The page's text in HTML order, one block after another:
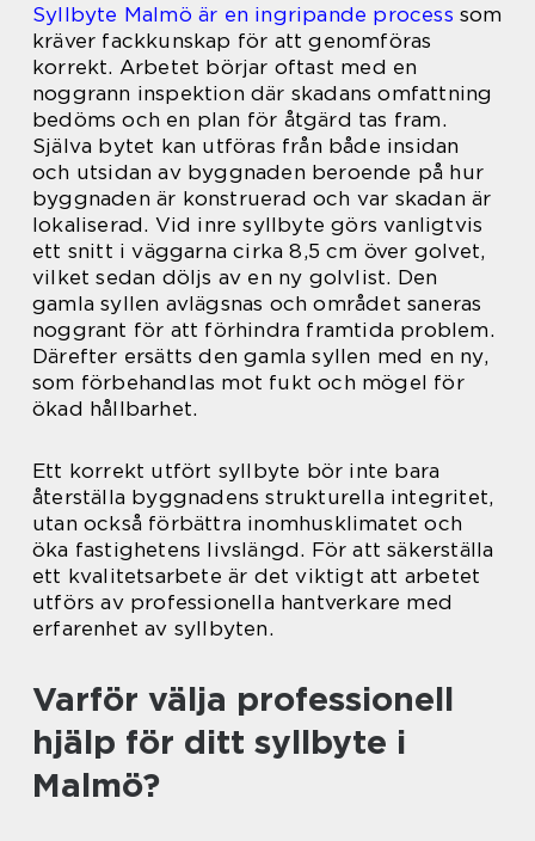
Syllbyte Malmö är en ingripande process som
kräver fackkunskap för att genomföras
korrekt. Arbetet börjar oftast med en
noggrann inspektion där skadans omfattning
bedöms och en plan för åtgärd tas fram.
Själva bytet kan utföras från både insidan
och utsidan av byggnaden beroende på hur
byggnaden är konstruerad och var skadan är
lokaliserad. Vid inre syllbyte görs vanligtvis
ett snitt i väggarna cirka 8,5 cm över golvet,
vilket sedan döljs av en ny golvlist. Den
gamla syllen avlägsnas och området saneras
noggrant för att förhindra framtida problem.
Därefter ersätts den gamla syllen med en ny,
som förbehandlas mot fukt och mögel för
ökad hållbarhet.
Ett korrekt utfört syllbyte bör inte bara
återställa byggnadens strukturella integritet,
utan också förbättra inomhusklimatet och
öka fastighetens livslängd. För att säkerställa
ett kvalitetsarbete är det viktigt att arbetet
utförs av professionella hantverkare med
erfarenhet av syllbyten.
Varför välja professionell
hjälp för ditt syllbyte i
Malmö?